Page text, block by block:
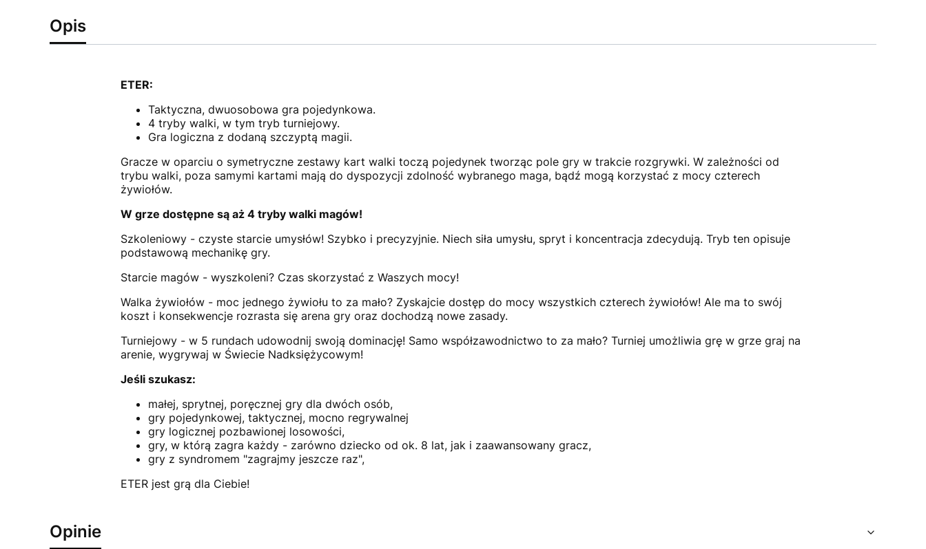
Opis
ETER:
Taktyczna, dwuosobowa gra pojedynkowa.
4 tryby walki, w tym tryb turniejowy.
Gra logiczna z dodaną szczyptą magii.
Gracze w oparciu o symetryczne zestawy kart walki toczą pojedynek tworząc pole gry w trakcie rozgrywki. W zależności od
trybu walki, poza samymi kartami mają do dyspozycji zdolność wybranego maga, bądź mogą korzystać z mocy czterech
żywiołów.
W grze dostępne są aż 4 tryby walki magów!
Szkoleniowy - czyste starcie umysłów! Szybko i precyzyjnie. Niech siła umysłu, spryt i koncentracja zdecydują. Tryb ten opisuje
podstawową mechanikę gry.
Starcie magów - wyszkoleni? Czas skorzystać z Waszych mocy!
Walka żywiołów - moc jednego żywiołu to za mało? Zyskajcie dostęp do mocy wszystkich czterech żywiołów! Ale ma to swój
koszt i konsekwencje rozrasta się arena gry oraz dochodzą nowe zasady.
Turniejowy - w 5 rundach udowodnij swoją dominację! Samo współzawodnictwo to za mało? Turniej umożliwia grę w grze graj na
arenie, wygrywaj w Świecie Nadksiężycowym!
Jeśli szukasz:
małej, sprytnej, poręcznej gry dla dwóch osób,
gry pojedynkowej, taktycznej, mocno regrywalnej
gry logicznej pozbawionej losowości,
gry, w którą zagra każdy - zarówno dziecko od ok. 8 lat, jak i zaawansowany gracz,
gry z syndromem "zagrajmy jeszcze raz",
ETER jest grą dla Ciebie!
Opinie